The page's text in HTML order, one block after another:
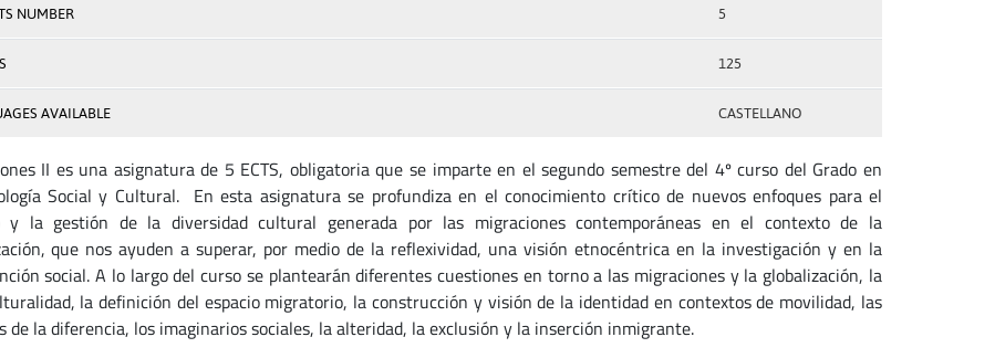
NUMBER 5
125
AVAILABLE CASTELLANO
II es una asignatura de 5 ECTS, obligatoria que se imparte en el segundo semestre del 4º curso del Grado en
Social y Cultural. En esta asignatura se profundiza en el conocimiento crítico de nuevos enfoques para el
y la gestión de la diversidad cultural generada por las migraciones contemporáneas en el contexto de la
que nos ayuden a superar, por medio de la reflexividad, una visión etnocéntrica en la investigación y en la
social. A lo largo del curso se plantearán diferentes cuestiones en torno a las migraciones y la globalización, la
la definición del espacio migratorio, la construcción y visión de la identidad en contextos de movilidad, las
de la diferencia, los imaginarios sociales, la alteridad, la exclusión y la inserción inmigrante.